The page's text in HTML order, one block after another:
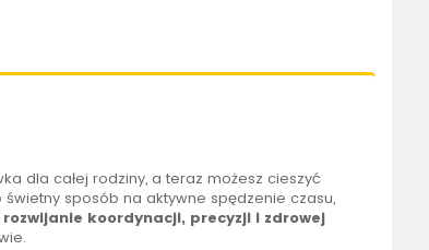
dla całej rodziny, a teraz możesz cieszyć
sposób na aktywne spędzenie czasu,
rozwijanie koordynacji, precyzji i zdrowej